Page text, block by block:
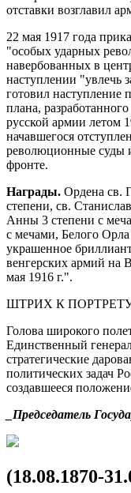
отставки возглавил
22 мая 1917 года
"особых ударных
навербованных в
наступлении "увлечь
готовил наступление
плана,
русской армии летом
начавшегося
революционные суды
фронте.
Награды. Ордена св.
степени, св.
Анны 3 степени с
с мечами, Белого
украшенное
венгерских армий на
мая 1916 г.".
ШТРИХ К
Голова широкого
Единственный
стратегические
политических задач
создавшееся
_Председатель
(18.08.1870-